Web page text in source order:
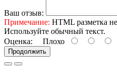
Ваш отзыв:
Примечание: HTML разметка
Используйте обычный текст.
Оценка: Плохо
Продолжить